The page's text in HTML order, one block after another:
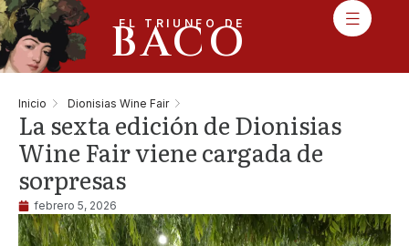
EL TRIUNFO DE
BACO
Inicio Dionisias Wine Fair
La sexta edición de Dionisias
Wine Fair viene cargada de
sorpresas
febrero 5, 2026